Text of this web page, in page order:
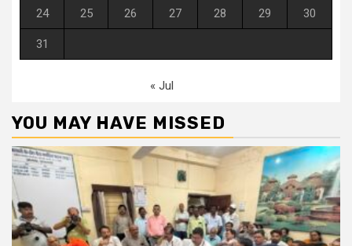
24 25 26 27 28 29 30
31
« Jul
YOU MAY HAVE MISSED